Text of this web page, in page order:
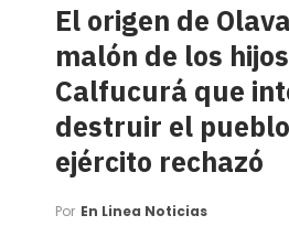
El origen de
malón de los
Calfucurá que
destruir el
ejército rechazó
Por En Linea Noticias